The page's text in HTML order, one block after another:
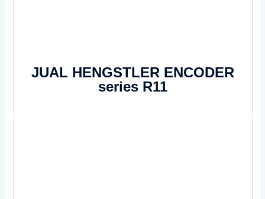
JUAL HENGSTLER ENCODER
series R11